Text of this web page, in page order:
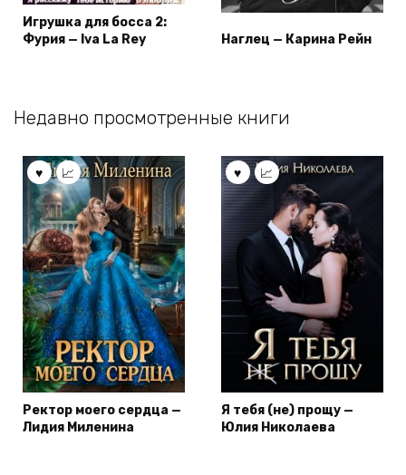
Игрушка для босса 2:
Фурия — Iva La Rey
Наглец — Карина Рейн
Недавно просмотренные книги
Ректор моего сердца —
Лидия Миленина
Я тебя (не) прощу —
Юлия Николаева